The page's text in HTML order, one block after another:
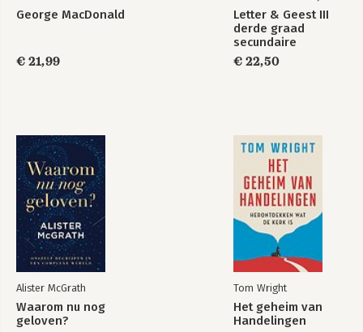
George MacDonald
€ 21,99
Letter & Geest III
derde graad
secundaire
onderwijs
€ 22,50
Alister McGrath
Waarom nu nog
geloven?
Tom Wright
Het geheim van
Handelingen